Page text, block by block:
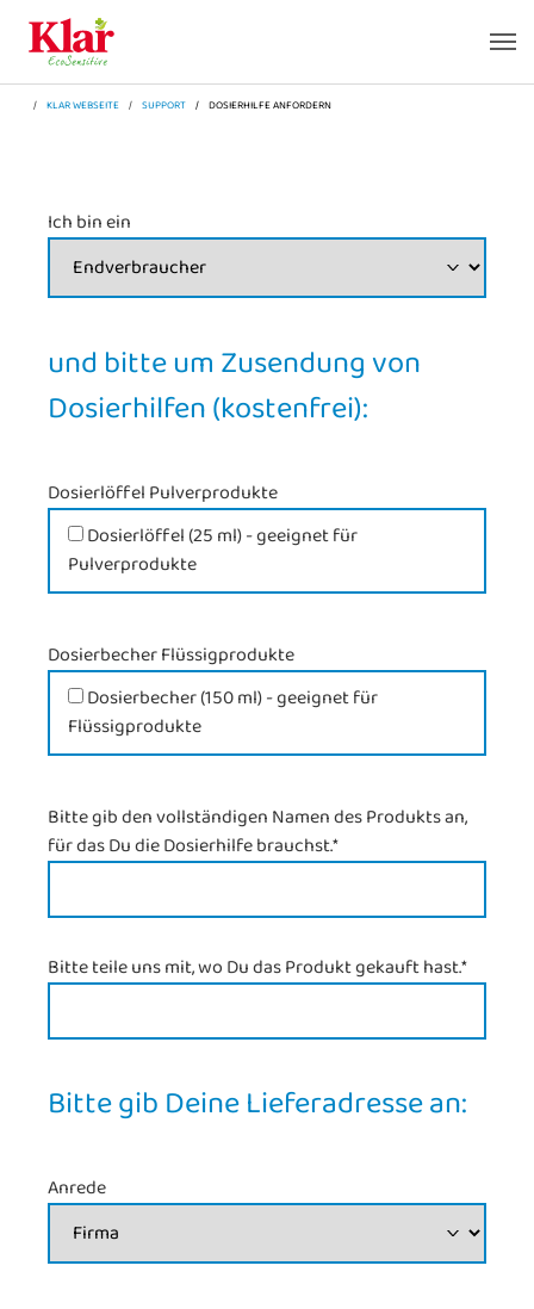
Zum Hauptinhalt springen
Skip to page footer
SIE SIND HIER:
KLAR WEBSEITE SUPPORT DOSIERHILFE ANFORDERN
Ich bin ein
und bitte um Zusendung von
Dosierhilfen (kostenfrei):
Dosierlöffel Pulverprodukte
Pulverprodukte
Dosierbecher Flüssigprodukte
Flüssigprodukte
Bitte gib den vollständigen Namen des Produkts an,
für das Du die Dosierhilfe brauchst.*
Bitte teile uns mit, wo Du das Produkt gekauft hast.*
Bitte gib Deine Lieferadresse an:
Anrede